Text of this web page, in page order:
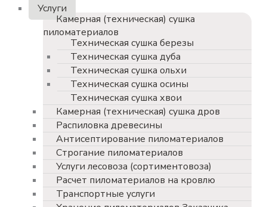
Услуги
Камерная (техническая) сушка
пиломатериалов
Техническая сушка березы
Техническая сушка дуба
Техническая сушка ольхи
Техническая сушка осины
Техническая сушка хвои
Камерная (техническая) сушка дров
Распиловка древесины
Антисептирование пиломатериалов
Строгание пиломатериалов
Услуги лесовоза (сортиментовоза)
Расчет пиломатериалов на кровлю
Транспортные услуги